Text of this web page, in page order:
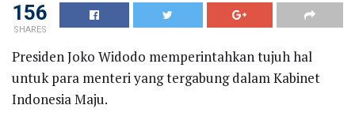
156
SHARES
Presiden Joko Widodo memperintahkan tujuh hal
untuk para menteri yang tergabung dalam Kabinet
Indonesia Maju.